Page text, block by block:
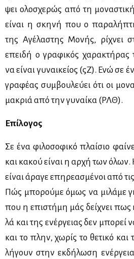
ψει ολο­σχε­ρώς από τη
εί­ναι η σκη­νή που ο
της Αγέ­λα­στης Μο­νής, ρί­χνει
επει­δή ο γρα­φι­κός χα­ρα­κτή­ρας
να εί­ναι γυ­ναι­κεί­ος (ςΖ). Ενώ σε
γρα­φέ­ας συμ­βου­λεύ­ει ότι οι
μα­κριά από την γυ­ναί­κα (ΡΛΘ).
Επί­λο­γος
Σε ένα φι­λο­σο­φι­κό πλαί­σιο
και κα­κού εί­ναι η αρ­χή των
εί­ναι άρα­γε επη­ρε­α­σμέ­νοι από
Πώς μπο­ρού­με όμως να μι­λά­με
που η επι­στή­μη μάς δεί­χνει
λά και της ενέρ­γειας δεν μπο­ρεί
και το πλην, χω­ρίς το θε­τι­κό
λή­γουν στην εκ­δή­λω­ση